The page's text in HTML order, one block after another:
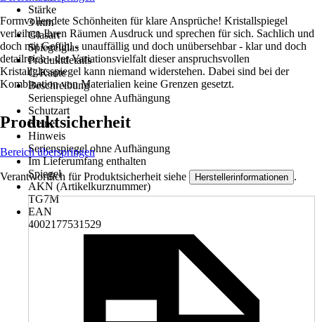
Stärke
3 mm
Glasart
Spiegelglas
Produktdetails
C-Kante
Beschreibung
Serienspiegel ohne Aufhängung
Schutzart
Keine
Hinweis
Serienspiegel ohne Aufhängung
Im Lieferumfang enthalten
Spiegel
AKN (Artikelkurznummer)
TG7M
EAN
4002177531529
Formvollendete Schönheiten für klare Ansprüche! Kristallspiegel
verleihen Ihren Räumen Ausdruck und sprechen für sich. Sachlich und
doch mit Gefühl - unauffällig und doch unübersehbar - klar und doch
detailreich - der Variationsvielfalt dieser anspruchsvollen
Kristallglasspiegel kann niemand widerstehen. Dabei sind bei der
Kombination von Materialien keine Grenzen gesetzt.
Produktsicherheit
Bereich überspringen
Verantwortlich für Produktsicherheit siehe Herstellerinformationen .